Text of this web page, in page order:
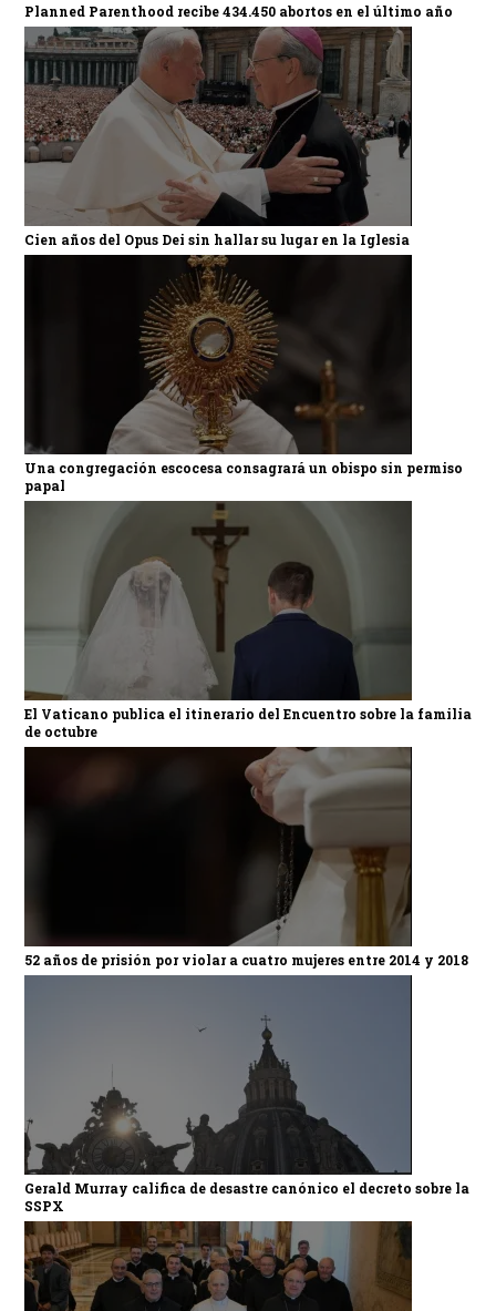
Planned Parenthood recibe 434.450 abortos en el último año
Cien años del Opus Dei sin hallar su lugar en la Iglesia
Una congregación escocesa consagrará un obispo sin permiso
papal
El Vaticano publica el itinerario del Encuentro sobre la familia
de octubre
52 años de prisión por violar a cuatro mujeres entre 2014 y 2018
Gerald Murray califica de desastre canónico el decreto sobre la
SSPX